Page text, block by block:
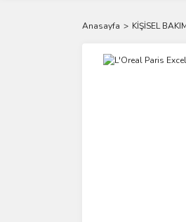
Anasayfa KİŞİSEL